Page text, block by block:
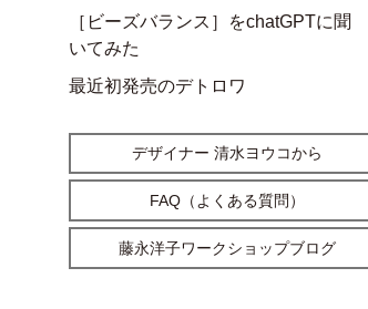
［ビーズバランス］をchatGPTに聞
いてみた
最近初発売のデトロワ
デザイナー 清水ヨウコから
FAQ（よくある質問）
藤永洋子ワークショップブログ